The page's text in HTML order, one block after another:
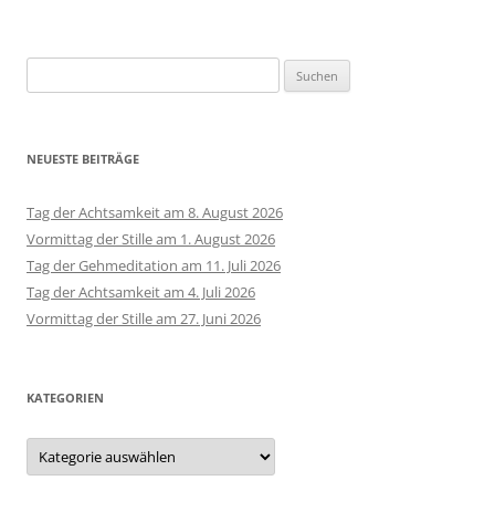
nach:
NEUESTE BEITRÄGE
Tag der Achtsamkeit am 8. August 2026
Vormittag der Stille am 1. August 2026
Tag der Gehmeditation am 11. Juli 2026
Tag der Achtsamkeit am 4. Juli 2026
Vormittag der Stille am 27. Juni 2026
KATEGORIEN
Kategorien